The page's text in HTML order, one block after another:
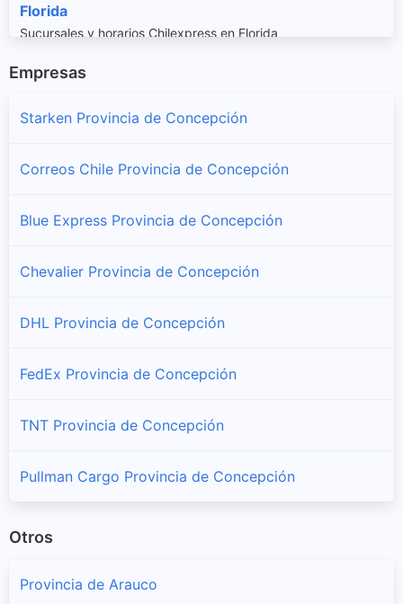
Florida
Sucursales y horarios Chilexpress en Florida
Hualpén
Sucursales y horarios Chilexpress en Hualqui
Lota
Sucursales y horarios Chilexpress en Penco
San Pedro De La Paz
Sucursales y horarios Chilexpress en Santa Juana
Sucursales y horarios Chilexpress en Talcahuano
Tomé
Empresas
Starken Provincia de Concepción
Correos Chile Provincia de Concepción
Blue Express Provincia de Concepción
Chevalier Provincia de Concepción
DHL Provincia de Concepción
FedEx Provincia de Concepción
TNT Provincia de Concepción
Pullman Cargo Provincia de Concepción
Otros
Provincia de Arauco